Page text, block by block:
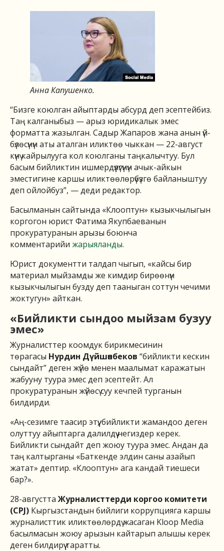
Анна Капушенко.
“Бизге коюлган айыптарды абсурд деп эсептейбиз.
Таң калганыбыз — арыз юридикалык эмес
форматта жазылган. Садыр Жапаров жана анын үй-
бүлөсүнүн аты аталган иликтөө чыккан — 22-август
күнү кайрылууга кол коюлганы таңкалычтуу. Бул
басым бийликтин ишмердүүлүгүнүн ачык-айкын
эместигине каршы иликтөөлөрүбүзгө байланыштуу
деп ойлойбуз”, — деди редактор.
Басылманын сайтында «Клооптун» кызыкчылыгын
коргогон юрист Фатима Якупбаеванын
прокуратуранын арызы боюнча
комментарийи жарыяланды.
Юрист документти талдап чыгып, «кайсы бир
материал мыйзамды же кимдир бирөөнүн
кызыкчылыгын бузду деп тааныган соттун чечими
жоктугун» айткан.
«Бийликти сындоо мыйзам бузуу
эмес»
Журналисттер коомдук бирикмесинин
төрагасы Нурдин Дүйшөнбеков “бийликти кескин
сындайт” деген жүйө менен маалымат каражатын
жабууну туура эмес деп эсептейт. Ал
прокуратуранын жүйөсү суу кечпей турганын
билдирди.
«Аң-сезимге таасир этүү, бийликти жамандоо деген
олуттуу айыптарга далилдүү негиздер керек.
Бийликти сындайт деп жоюу туура эмес. Андан да
таң калтырганы «Баткенде элдин саны азайып
жатат» дептир. «Клооптун» ага кандай тиешеси
бар?».
28-августтаЖурналисттерди коргоо комитети
(CPJ) Кыргызстандын бийлиги коррупцияга каршы
журналисттик иликтөөлөрдү жасаган Kloop Media
басылмасын жоюу арызын кайтарып алышы керек
деген билдирүү таратты.